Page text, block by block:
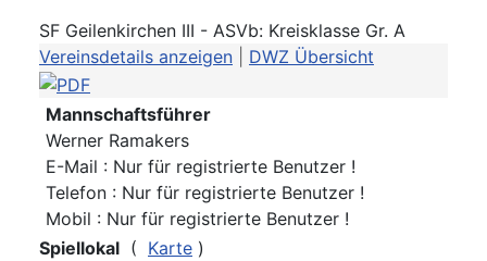
SF Geilenkirchen III - ASVb: Kreisklasse Gr. A
Vereinsdetails anzeigen
DWZ Übersicht
Mannschaftsführer
Werner Ramakers
E-Mail : Nur für registrierte Benutzer !
Telefon : Nur für registrierte Benutzer !
Mobil : Nur für registrierte Benutzer !
Spiellokal ( Karte )